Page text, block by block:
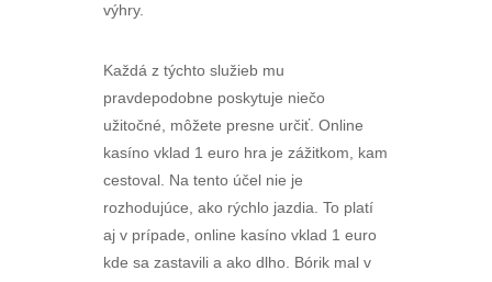
výhry.
Každá z týchto služieb mu
pravdepodobne poskytuje niečo
užitočné, môžete presne určiť. Online
kasíno vklad 1 euro hra je zážitkom, kam
cestoval. Na tento účel nie je
rozhodujúce, ako rýchlo jazdia. To platí
aj v prípade, online kasíno vklad 1 euro
kde sa zastavili a ako dlho. Bórik mal v